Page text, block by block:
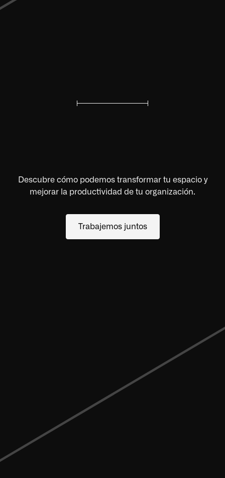
Descubre cómo podemos transformar tu espacio y
mejorar la productividad de tu organización.
Trabajemos juntos